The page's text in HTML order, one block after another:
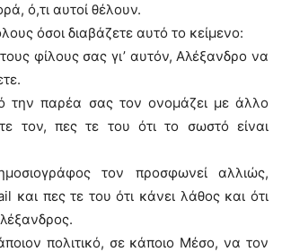
ό,τι αυτοί θέλουν.
όσοι διαβάζετε αυτό το κείμενο:
φίλους σας γι’ αυτόν, Αλέξανδρο να
την παρέα σας τον ονομάζει με άλλο
τον, πες τε του ότι το σωστό είναι
τον προσφωνεί αλλιώς,
και πες τε του ότι κάνει λάθος και ότι
πολιτικό, σε κάποιο Μέσο, να τον